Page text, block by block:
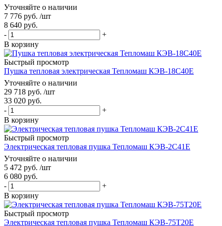
Уточняйте о наличии
7 776 руб. /шт
8 640 руб.
-
+
В корзину
Быстрый просмотр
Пушка тепловая электрическая Тепломаш КЭВ-18С40Е
Уточняйте о наличии
29 718 руб. /шт
33 020 руб.
-
+
В корзину
Быстрый просмотр
Электрическая тепловая пушка Тепломаш КЭВ-2С41Е
Уточняйте о наличии
5 472 руб. /шт
6 080 руб.
-
+
В корзину
Быстрый просмотр
Электрическая тепловая пушка Тепломаш КЭВ-75Т20Е